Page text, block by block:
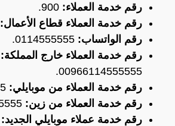
رقم خدمة العملاء:
رقم خدمة العملاء قطاع الأعمال:
رقم الواتساب:
رقم خدمة العملاء خارج المملكة:
00966114555555.
رقم خدمة العملاء من موبايلي:
رقم خدمة العملاء من زين:
رقم خدمة عملاء موبايلي الجديد: